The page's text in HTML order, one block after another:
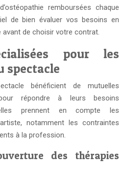
remboursées chaque
de bien évaluer vos besoins en
de choisir votre contrat.
pour les
spectacle
bénéficient de mutuelles
répondre à leurs besoins
prennent en compte les
notamment les contraintes
à la profession.
des thérapies